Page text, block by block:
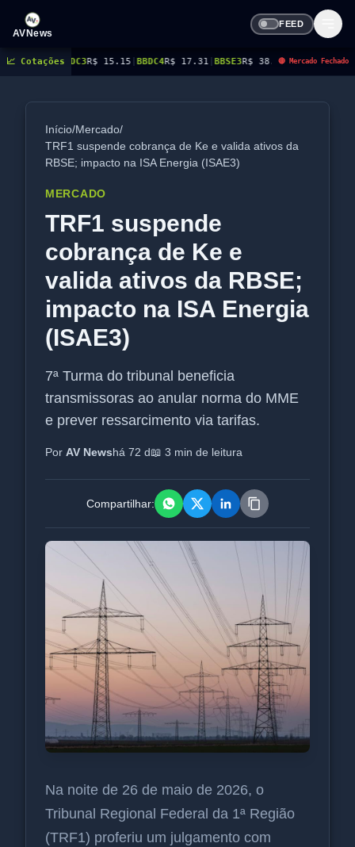
AVNews
FEED
📈 Cotações
R$ 15.15 |BBDC4 R$ 17.31|BBSE3 R$ 38.38|BEES3 R$ 8.78|BEES4R$
🔴 Mercado Fechado
Início/Mercado/
TRF1 suspende cobrança de Ke e valida ativos da
RBSE; impacto na ISA Energia (ISAE3)
MERCADO
TRF1 suspende
cobrança de Ke e
valida ativos da RBSE;
impacto na ISA Energia
(ISAE3)
7ª Turma do tribunal beneficia
transmissoras ao anular norma do MME
e prever ressarcimento via tarifas.
Por AV Newshá 72 d📖 3 min de leitura
Compartilhar:
Na noite de 26 de maio de 2026, o
Tribunal Regional Federal da 1ª Região
(TRF1) proferiu um julgamento com